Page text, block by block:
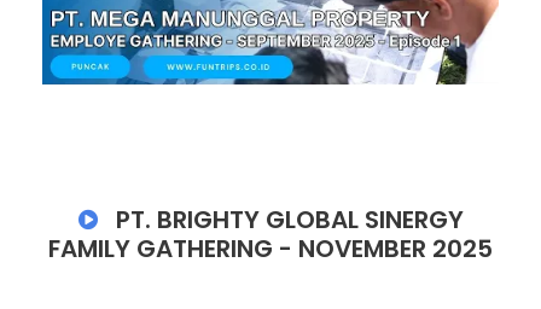
PT. BRIGHTY GLOBAL SINERGY
FAMILY GATHERING - NOVEMBER 2025